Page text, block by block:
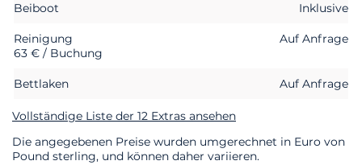
Beiboot Inklusive
Reinigung
Auf Anfrage
63 € / Buchung
Bettlaken Auf Anfrage
Vollständige Liste der 12 Extras ansehen
Die angegebenen Preise wurden umgerechnet in Euro von
Pound sterling, und können daher variieren.